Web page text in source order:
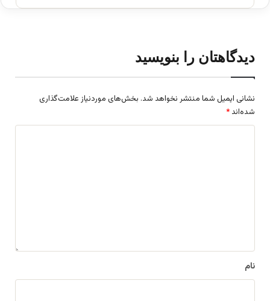
دیدگاهتان را بنویسید
نشانی ایمیل شما منتشر نخواهد شد. بخش‌های موردنیاز علامت‌گذاری
شده‌اند *
نام